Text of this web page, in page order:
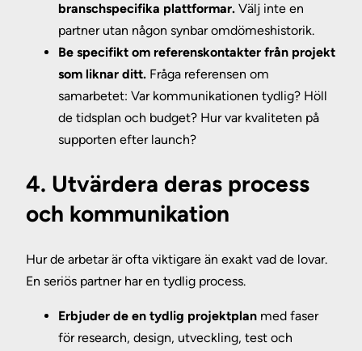
branschspecifika plattformar. Välj inte en
partner utan någon synbar omdömeshistorik.
Be specifikt om referenskontakter från projekt
som liknar ditt. Fråga referensen om
samarbetet: Var kommunikationen tydlig? Höll
de tidsplan och budget? Hur var kvaliteten på
supporten efter launch?
4. Utvärdera deras process
och kommunikation
Hur de arbetar är ofta viktigare än exakt vad de lovar.
En seriös partner har en tydlig process.
Erbjuder de en tydlig projektplan med faser
för research, design, utveckling, test och